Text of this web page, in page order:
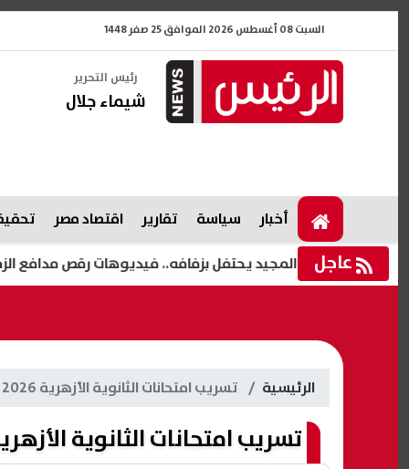
السبت 08 أغسطس 2026 الموافق 25 صفر 1448
رئيس التحرير
شيماء جلال
أخبار سياسة تقارير اقتصاد مصر
عاجل
حسام عبد المجيد يحتفل بزفافه.. فيديوهات رقص مدافع الزمالك
الرئيسية تسريب امتحانات الثانوية الأزهرية 2026 علمي وأدبي
تسريب امتحانات الثانوية الأزهرية 2026 علمي